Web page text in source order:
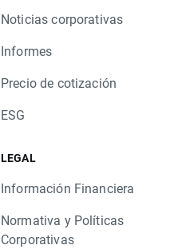
Noticias corporativas
Informes
Precio de cotización
ESG
LEGAL
Información Financiera
Normativa y Políticas
Corporativas